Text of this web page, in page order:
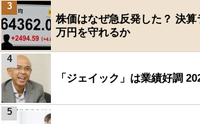
株価はなぜ急反発した？ 決
万円を守れるか
3
「ジェイック」は業績好調
4
5